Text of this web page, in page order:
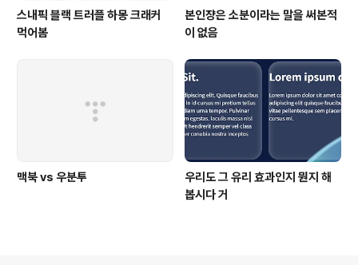
스내픽 블랙 트러플 하몽 크래커
먹어봄
본인쟝은 소분이라는 말을 써본적
이 없음
맥북 vs 우분투
우리도 그 유리 효과인지 뭔지 해
봅시다 거